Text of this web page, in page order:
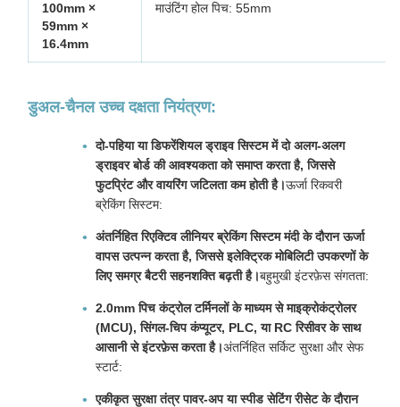
100mm ×
59mm ×
16.4mm
माउंटिंग होल पिच: 55mm
डुअल-चैनल उच्च दक्षता नियंत्रण:
दो-पहिया या डिफरेंशियल ड्राइव सिस्टम में दो अलग-अलग
ड्राइवर बोर्ड की आवश्यकता को समाप्त करता है, जिससे
फुटप्रिंट और वायरिंग जटिलता कम होती है।ऊर्जा रिकवरी
ब्रेकिंग सिस्टम:
अंतर्निहित रिएक्टिव लीनियर ब्रेकिंग सिस्टम मंदी के दौरान ऊर्जा
वापस उत्पन्न करता है, जिससे इलेक्ट्रिक मोबिलिटी उपकरणों के
लिए समग्र बैटरी सहनशक्ति बढ़ती है।बहुमुखी इंटरफ़ेस संगतता:
2.0mm पिच कंट्रोल टर्मिनलों के माध्यम से माइक्रोकंट्रोलर
(MCU), सिंगल-चिप कंप्यूटर, PLC, या RC रिसीवर के साथ
आसानी से इंटरफ़ेस करता है।अंतर्निहित सर्किट सुरक्षा और सेफ
स्टार्ट:
एकीकृत सुरक्षा तंत्र पावर-अप या स्पीड सेटिंग रीसेट के दौरान